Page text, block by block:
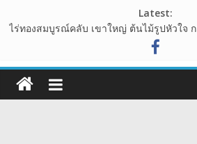
to
Latest:
ไร่ทองสมบูรณ์คลับ เขาใหญ่ ต้นไม้รูปหัวใจ
อุทยานหินเขางู อ.เมืองราชบุรี แหล่งท่องเที่
มาเช็คอิน
เขาพระยาเดินธง จุดชมวิวพระอาทิตย์ขึ้น ช
108guide
เว็บ